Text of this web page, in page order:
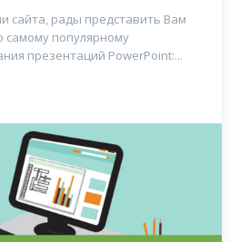
сайта, рады представить Вам
самому популярному
презентаций PowerPoint:...